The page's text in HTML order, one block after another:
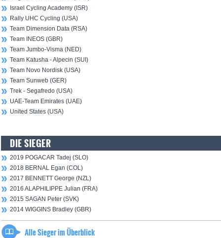
Israel Cycling Academy (ISR)
Rally UHC Cycling (USA)
Team Dimension Data (RSA)
Team INEOS (GBR)
Team Jumbo-Visma (NED)
Team Katusha - Alpecin (SUI)
Team Novo Nordisk (USA)
Team Sunweb (GER)
Trek - Segafredo (USA)
UAE-Team Emirates (UAE)
United States (USA)
DIE SIEGER
2019 POGACAR Tadej (SLO)
2018 BERNAL Egan (COL)
2017 BENNETT George (NZL)
2016 ALAPHILIPPE Julian (FRA)
2015 SAGAN Peter (SVK)
2014 WIGGINS Bradley (GBR)
Alle Sieger im Überblick